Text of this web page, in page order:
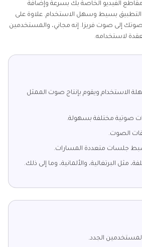
الفيديو الخاصة بك بسرعة وإضافة
التطبيق بسيط وسهل الاستخدام. علاوة على
إلى صوت فريزا. إنه مجاني، والمستخدمين
لاستخدامه.
الاستخدام ويقوم بإنتاج صوت الممثل
صوتية مختلفة بسهولة.
الصوت.
جلسات متعددة المسارات.
مثل البرتغالية، والألمانية، وما إلى ذلك.
الجدد.